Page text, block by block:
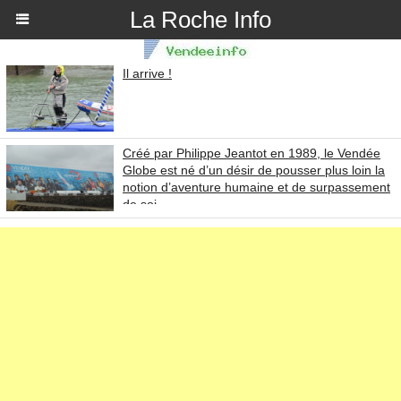
La Roche Info
Il arrive !
Créé par Philippe Jeantot en 1989, le Vendée
Globe est né d’un désir de pousser plus loin la
notion d’aventure humaine et de surpassement
de soi